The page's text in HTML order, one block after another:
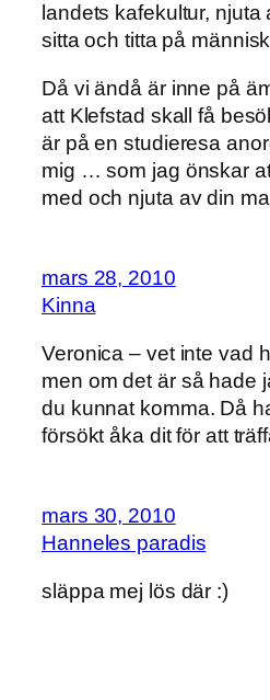
landets kafekultur, njuta
sitta och titta på
Då vi ändå är inne på
att Klefstad skall få
är på en studieresa
mig … som jag önskar
med och njuta av din
mars 28, 2010
Kinna
Veronica – vet inte vad
men om det är så hade
du kunnat komma. Då
försökt åka dit för att
mars 30, 2010
Hanneles paradis
släppa mej lös där :)